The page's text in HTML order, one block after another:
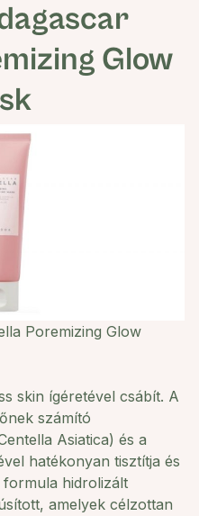
Glow
Poremizing Glow
skin ígéretével csábít. A
számító
Asiatica) és a
hatékonyan tisztítja és
hidrolizált
amelyek célzottan